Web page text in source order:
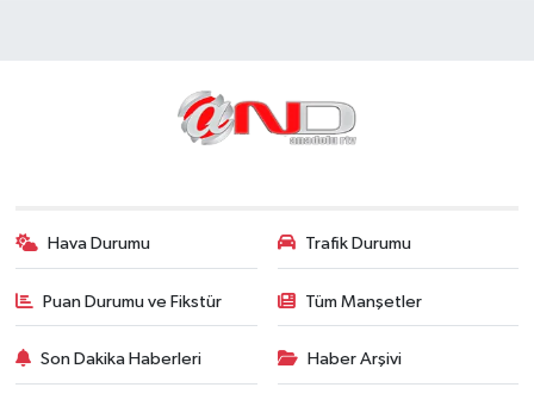
Hava Durumu Trafik Durumu
Puan Durumu ve Fikstür Tüm Manşetler
Son Dakika Haberleri Haber Arşivi